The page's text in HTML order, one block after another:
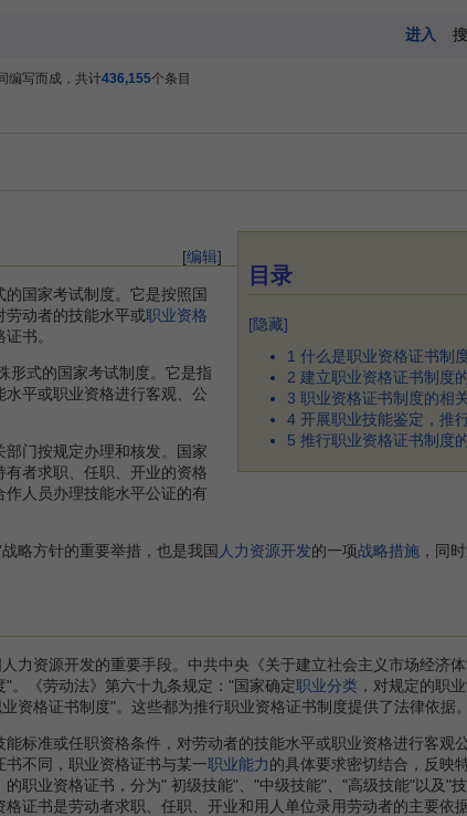
编写而成，共计436,155个条目
目录
[隐藏]
1 什么是职业资格证书制
2 建立职业资格证书制度
3 职业资格证书制度的相
4 开展职业技能鉴定，推
5 推行职业资格证书制度
[编辑]
国家考试制度。它是按照国
劳动者的技能水平或职业资格
书。
式的国家考试制度。它是指
平或职业资格进行客观、公
门按规定办理和核发。国家
者求职、任职、开业的资格
作人员办理技能水平公证的有
略方针的重要举措，也是我国 人力资源开发的一项战略措施 ，同
资源开发的重要手段。中共中央《关于建立社会主义市场经济体
。《劳动法》第六十九条规定："国家确定职业分类 ，对规定的职
格证书制度"。这些都为推行职业资格证书制度提供了法律依据。
准或任职资格条件，对劳动者的技能水平或职业资格进行客观
不同，职业资格证书与某一职业能力的具体要求密切结合，反映
职业资格证书，分为" 初级技能"、"中级技能"、"高级技能"以及"
证书是劳动者求职、任职、开业和用人单位录用劳动者的主要依